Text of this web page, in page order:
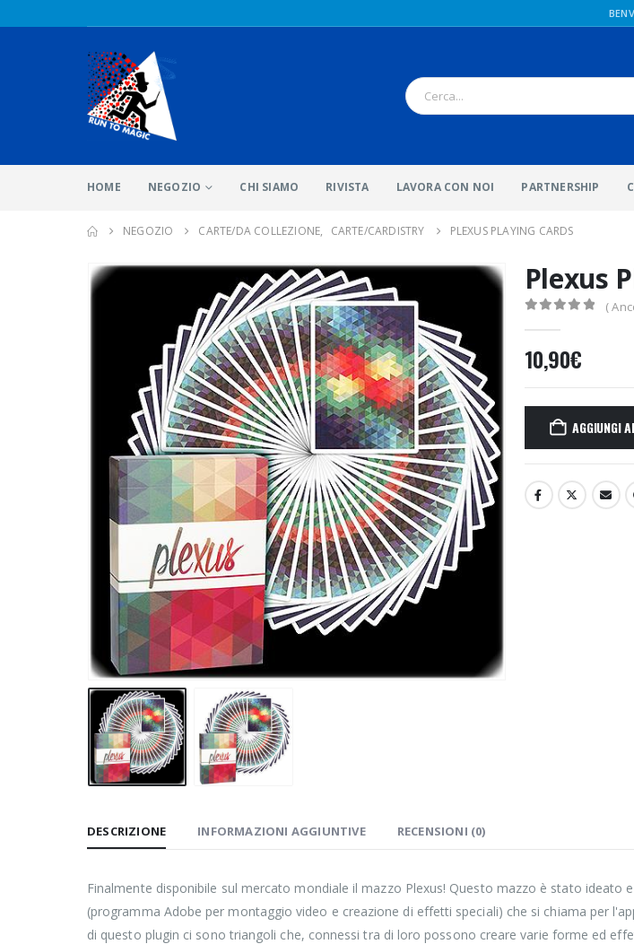
HOME NEGOZIO CHI SIAMO RIVISTA LAVORA CON NOI PARTNERSHIP
NEGOZIO CARTE/DA COLLEZIONE, CARTE/CARDISTRY PLEXUS PLAYING CARDS
Plexus
(
10,90€
AGGIUNGI
DESCRIZIONE INFORMAZIONI AGGIUNTIVE RECENSIONI (0)
Finalmente disponibile sul mercato mondiale il mazzo Plexus! Questo mazzo è stato
(programma Adobe per montaggio video e creazione di effetti speciali) che si chiama per
di questo plugin ci sono triangoli che, connessi tra di loro possono creare varie forme ed